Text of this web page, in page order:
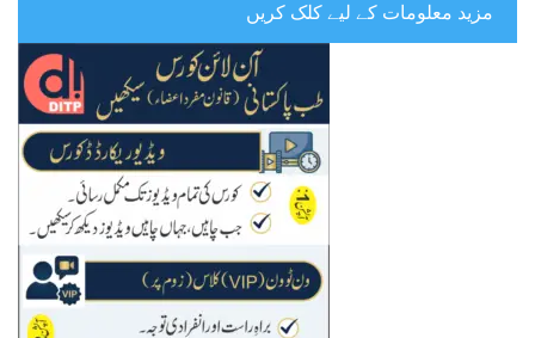
مزید معلومات کے لیے کلک کریں